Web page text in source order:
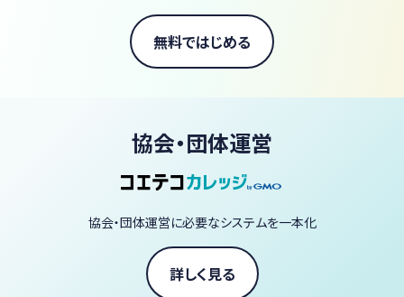
無料ではじめる
協会・団体運営
協会・団体運営に必要なシステムを一本化
詳しく見る